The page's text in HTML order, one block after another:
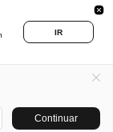
IR
Continuar